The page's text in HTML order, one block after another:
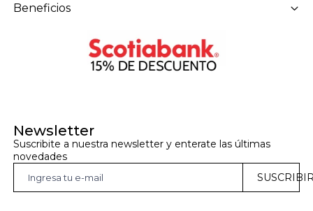
Newsletter
Suscribite a nuestra newsletter y enterate las últimas
novedades
Beneficios